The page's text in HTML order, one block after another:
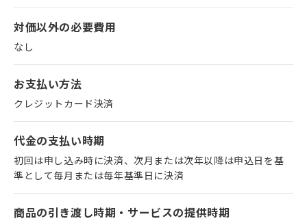
対価以外の必要費用
なし
お支払い方法
クレジットカード決済
代金の支払い時期
初回は申し込み時に決済、次月または次年以降は申込日を基
準として毎月または毎年基準日に決済
商品の引き渡し時期・サービスの提供時期